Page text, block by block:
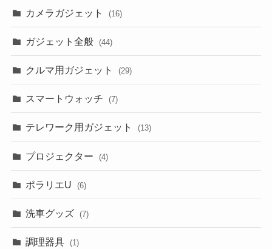
カメラガジェット (16)
ガジェット全般 (44)
クルマ用ガジェット (29)
スマートウォッチ (7)
テレワーク用ガジェット (13)
プロジェクター (4)
ポラリエU (6)
洗車グッズ (7)
調理器具 (1)